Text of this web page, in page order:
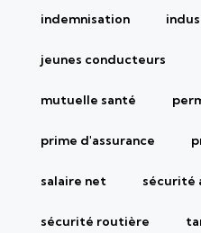
indemnisation
jeunes conducteurs
mutuelle santé
prime d'assurance
salaire net sécurité
sécurité routière